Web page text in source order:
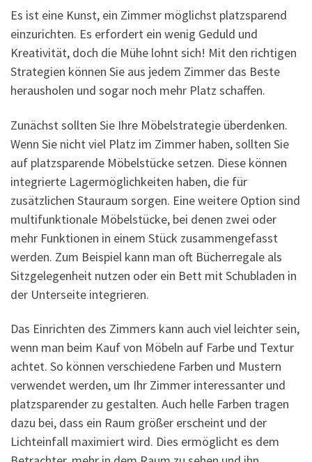
Es ist eine Kunst, ein Zimmer möglichst platzsparend
einzurichten. Es erfordert ein wenig Geduld und
Kreativität, doch die Mühe lohnt sich! Mit den richtigen
Strategien können Sie aus jedem Zimmer das Beste
herausholen und sogar noch mehr Platz schaffen.
Zunächst sollten Sie Ihre Möbelstrategie überdenken.
Wenn Sie nicht viel Platz im Zimmer haben, sollten Sie
auf platzsparende Möbelstücke setzen. Diese können
integrierte Lagermöglichkeiten haben, die für
zusätzlichen Stauraum sorgen. Eine weitere Option sind
multifunktionale Möbelstücke, bei denen zwei oder
mehr Funktionen in einem Stück zusammengefasst
werden. Zum Beispiel kann man oft Bücherregale als
Sitzgelegenheit nutzen oder ein Bett mit Schubladen in
der Unterseite integrieren.
Das Einrichten des Zimmers kann auch viel leichter sein,
wenn man beim Kauf von Möbeln auf Farbe und Textur
achtet. So können verschiedene Farben und Mustern
verwendet werden, um Ihr Zimmer interessanter und
platzsparender zu gestalten. Auch helle Farben tragen
dazu bei, dass ein Raum größer erscheint und der
Lichteinfall maximiert wird. Dies ermöglicht es dem